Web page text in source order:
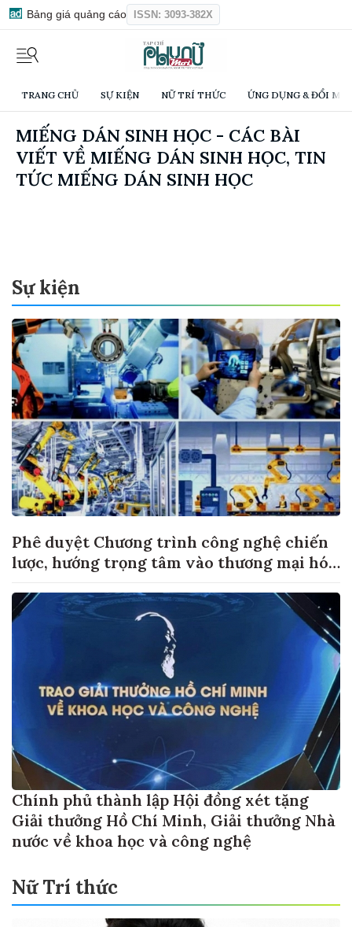
Bảng giá quảng cáo ISSN: 3093-382X
TRANG CHỦ SỰ KIỆN NỮ TRÍ THỨC ỨNG DỤNG & ĐỔI
MIẾNG DÁN SINH HỌC - CÁC BÀI
VIẾT VỀ MIẾNG DÁN SINH HỌC, TIN
TỨC MIẾNG DÁN SINH HỌC
Sự kiện
Phê duyệt Chương trình công nghệ chiến
lược, hướng trọng tâm vào thương mại hóa
Chính phủ thành lập Hội đồng xét tặng
Giải thưởng Hồ Chí Minh, Giải thưởng Nhà
nước về khoa học và công nghệ
Nữ Trí thức